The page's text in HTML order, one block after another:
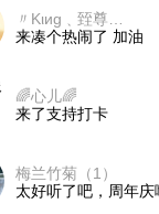
来凑个热闹了 加油
🌈心儿🌈
来了支持打卡
梅兰竹菊（1）
太好听了吧，周年庆